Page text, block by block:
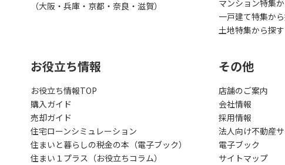
（大阪・兵庫・京都・奈良・滋賀）
マンション特集
一戸建て特集か
土地特集から探す
お役立ち情報
お役立ち情報TOP
購入ガイド
売却ガイド
住宅ローンシミュレーション
住まいと暮らしの税金の本（電子ブック）
住まい１プラス（お役立ちコラム）
その他
店舗のご案内
会社情報
採用情報
法人向け不動産
電子ブック
サイトマップ